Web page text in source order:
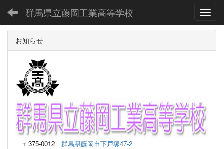
群馬県立藤岡工業高等学校
お知らせ
〒375-0012
群馬県藤岡市下戸塚47-2